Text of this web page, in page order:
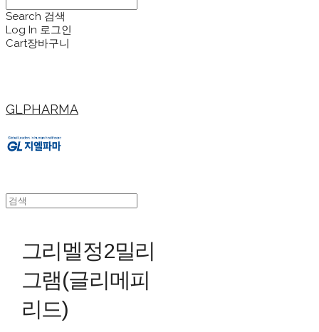
Search 검색
Log In 로그인
Cart장바구니
GLPHARMA
그리멜정2밀리
그램(글리메피
리드)